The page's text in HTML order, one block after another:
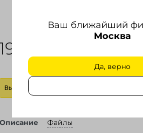
Ваш ближайший
Москва
Да, верно
Сумма заказа
Выбрать действие
Описание Файлы